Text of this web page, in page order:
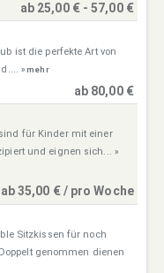
ab 25,00 € - 57,00 €
ist die perfekte Art von
» mehr
ab 80,00 €
für Kinder mit einer
und eignen sich... »
ab 35,00 € / pro Woche
Sitzkissen für noch
genommen dienen